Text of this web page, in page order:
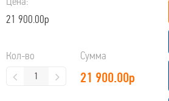
21 900.00р
Кол-во Сумма
21 900.00р